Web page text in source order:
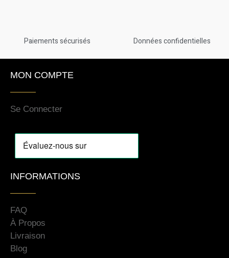
Paiements sécurisés Données confidentielles
MON COMPTE
Se Connecter
INFORMATIONS
FAQ
À Propos
Livraison
Blog